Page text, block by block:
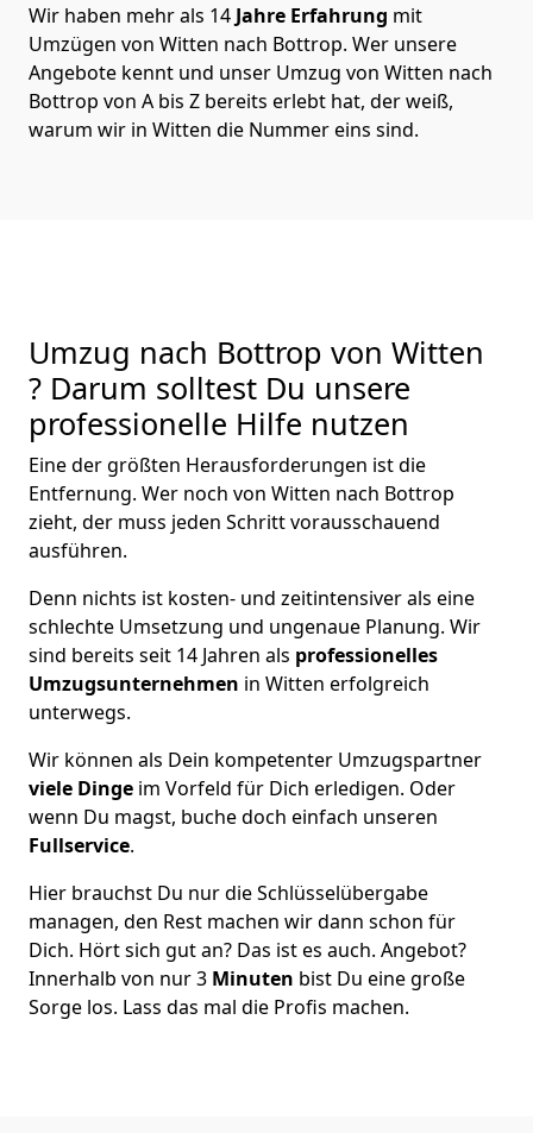
Wir haben mehr als 14 Jahre Erfahrung mit
Umzügen von Witten nach Bottrop. Wer unsere
Angebote kennt und unser Umzug von Witten nach
Bottrop von A bis Z bereits erlebt hat, der weiß,
warum wir in Witten die Nummer eins sind.
Umzug nach Bottrop von Witten
? Darum solltest Du unsere
professionelle Hilfe nutzen
Eine der größten Herausforderungen ist die
Entfernung. Wer noch von Witten nach Bottrop
zieht, der muss jeden Schritt vorausschauend
ausführen.
Denn nichts ist kosten- und zeitintensiver als eine
schlechte Umsetzung und ungenaue Planung. Wir
sind bereits seit 14 Jahren als professionelles
Umzugsunternehmen in Witten erfolgreich
unterwegs.
Wir können als Dein kompetenter Umzugspartner
viele Dinge im Vorfeld für Dich erledigen. Oder
wenn Du magst, buche doch einfach unseren
Fullservice.
Hier brauchst Du nur die Schlüsselübergabe
managen, den Rest machen wir dann schon für
Dich. Hört sich gut an? Das ist es auch. Angebot?
Innerhalb von nur 3 Minuten bist Du eine große
Sorge los. Lass das mal die Profis machen.